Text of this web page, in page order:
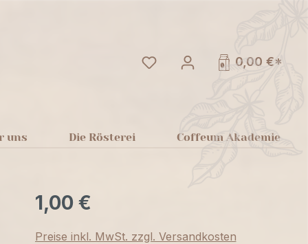
Du hast 0 Produkte auf
0,00 €*
uns Die Rösterei Coffeum Akademie
1,00 €
Preise inkl. MwSt. zzgl. Versandkosten